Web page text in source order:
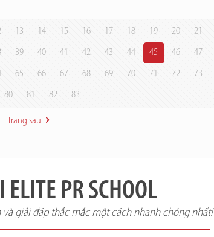
13 14 15 16 17 18 19 20 21
39 40 41 42 43 44 45 46 47
65 66 67 68 69 70 71 72 73
80 81 82 83
Trang sau
ELITE PR SCHOOL
giải đáp thắc mắc một cách nhanh chóng nhất!